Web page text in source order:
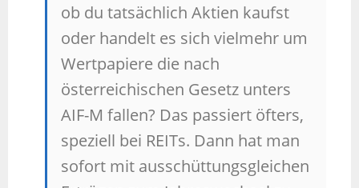
ob du tatsächlich Aktien kaufst
oder handelt es sich vielmehr um
Wertpapiere die nach
österreichischen Gesetz unters
AIF-M fallen? Das passiert öfters,
speziell bei REITs. Dann hat man
sofort mit ausschüttungsgleichen